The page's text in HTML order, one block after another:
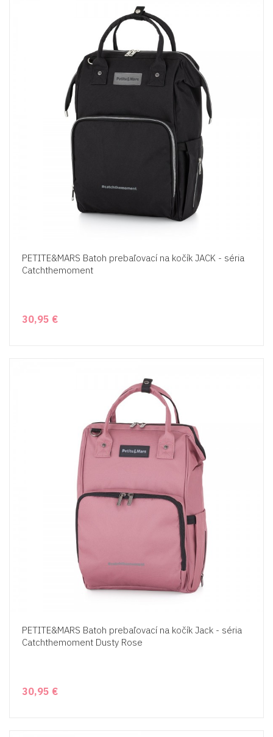
PETITE&MARS Batoh prebaľovací na kočík JACK - séria
Catchthemoment
30,95 €
PETITE&MARS Batoh prebaľovací na kočík Jack - séria
Catchthemoment Dusty Rose
30,95 €